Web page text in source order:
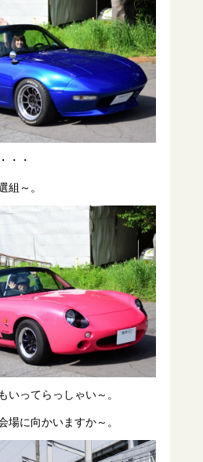
・・
～。
いってらっしゃい～。
場に向かいますか～。